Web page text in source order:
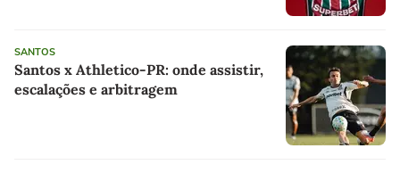
SANTOS
Santos x Athletico-PR: onde assistir,
escalações e arbitragem